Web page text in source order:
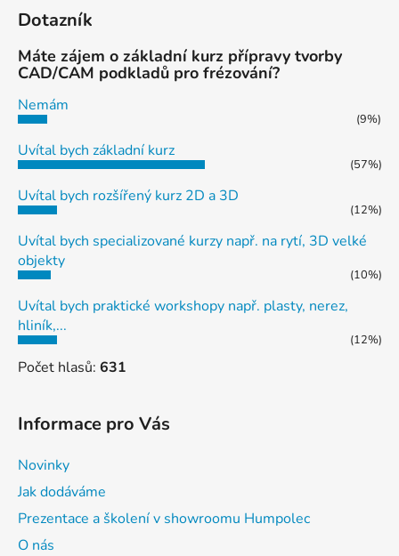
Dotazník
Máte zájem o základní kurz přípravy tvorby
CAD/CAM podkladů pro frézování?
Nemám
(9%)
Uvítal bych základní kurz
(57%)
Uvítal bych rozšířený kurz 2D a 3D
(12%)
Uvítal bych specializované kurzy např. na rytí, 3D velké
objekty
(10%)
Uvítal bych praktické workshopy např. plasty, nerez,
hliník,...
(12%)
Počet hlasů: 631
Informace pro Vás
Novinky
Jak dodáváme
Prezentace a školení v showroomu Humpolec
O nás